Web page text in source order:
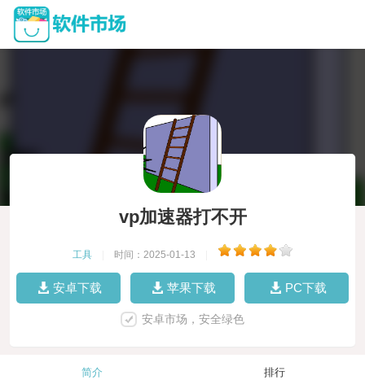
vp加速器打不开
工具 时间：2025-01-13
安卓下载 苹果下载 PC下载
安卓市场，安全绿色
简介 排行